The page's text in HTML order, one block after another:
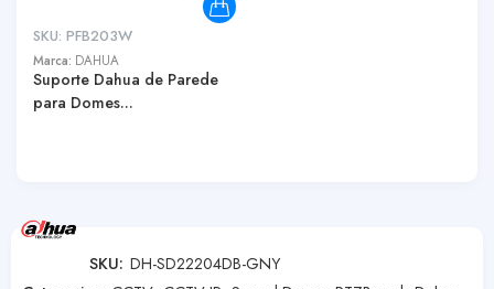
SKU: PFB203W
Marca: DAHUA
Suporte Dahua de Parede
para Domes...
SKU: DH-SD22204DB-GNY